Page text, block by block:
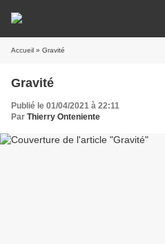
Accueil » Gravité
Gravité
Publié le 01/04/2021 à 22:11
Par Thierry Onteniente